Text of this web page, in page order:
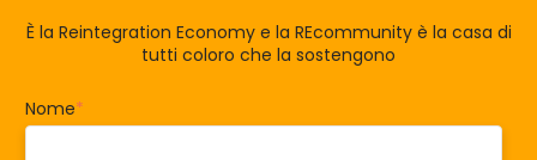
È la Reintegration Economy e la REcommunity è la casa di
tutti coloro che la sostengono
Nome*